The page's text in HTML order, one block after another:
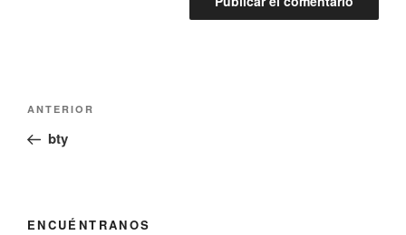
Navegación
entradas
Entrada
anterior:
ANTERIOR
bty
ENCUÉNTRANOS